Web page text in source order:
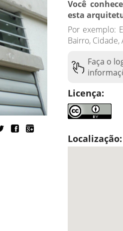
Você
esta
Por exemplo:
Bairro, Cidade,
Faça o
Licença:
Localização: